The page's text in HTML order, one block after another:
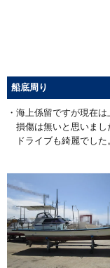
船底周り
・海上係留ですが現在は
損傷は無いと思いまし
ドライブも綺麗でした